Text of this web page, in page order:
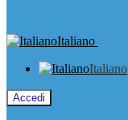
Italiano
Italiano
Accedi